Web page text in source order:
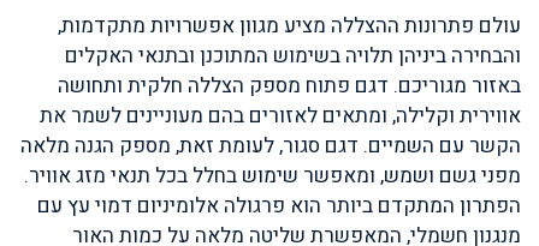
עולם פתרונות ההצללה מציע מגוון אפשרויות מתקדמות,
והבחירה ביניהן תלויה בשימוש המתוכנן ובתנאי האקלים
באזור מגוריכם. דגם פתוח מספק הצללה חלקית ותחושה
אווירית וקלילה, ומתאים לאזורים בהם מעוניינים לשמר את
הקשר עם השמיים. דגם סגור, לעומת זאת, מספק הגנה מלאה
מפני גשם ושמש, ומאפשר שימוש בחלל בכל תנאי מזג אוויר.
הפתרון המתקדם ביותר הוא פרגולה אלומיניום דמוי עץ עם
מנגנון חשמלי, המאפשרת שליטה מלאה על כמות האור